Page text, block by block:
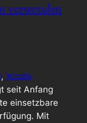
verwenden
, Xcode
seit Anfang
einsetzbare
Mit